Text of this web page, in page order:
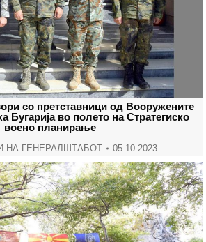
со претставници од Вооружените
Бугарија во полето на Стратегиско
воено планирање
НА ГЕНЕРАЛШТАБОТ 05.10.2023